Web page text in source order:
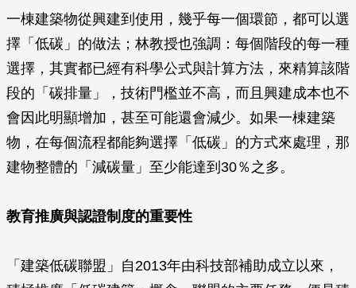
一棟建築物從興建到使用，幾乎每一個環節，都可以選
擇「低碳」的做法；林教授也強調：每個階段的每一種
選擇，其實都已經有科學公式與計算方法，來精算該階
段的「碳排量」，技術門檻並不高，而且興建成本也不
會因此明顯增加，甚至可能還會減少。如果一棟建築
物，在每個流程都能夠選擇「低碳」的方式來處理，那
建物整體的「減碳量」至少能達到30％之多。
教育推廣與認證制度的重要性
「建築低碳聯盟」自2013年由科技部補助成立以來，